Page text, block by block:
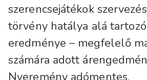
szerencsejátékok
törvény hatálya alá
eredménye – megfelelő
számára adott
Nyeremény adómentes.